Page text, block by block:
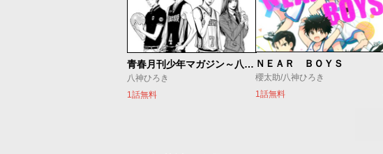
青春月刊少年マガジン～八神デビュー秘話～
八神ひろき
1話無料
ＮＥＡＲ ＢＯＹＳ
櫻太助/八神ひろき
1話無料